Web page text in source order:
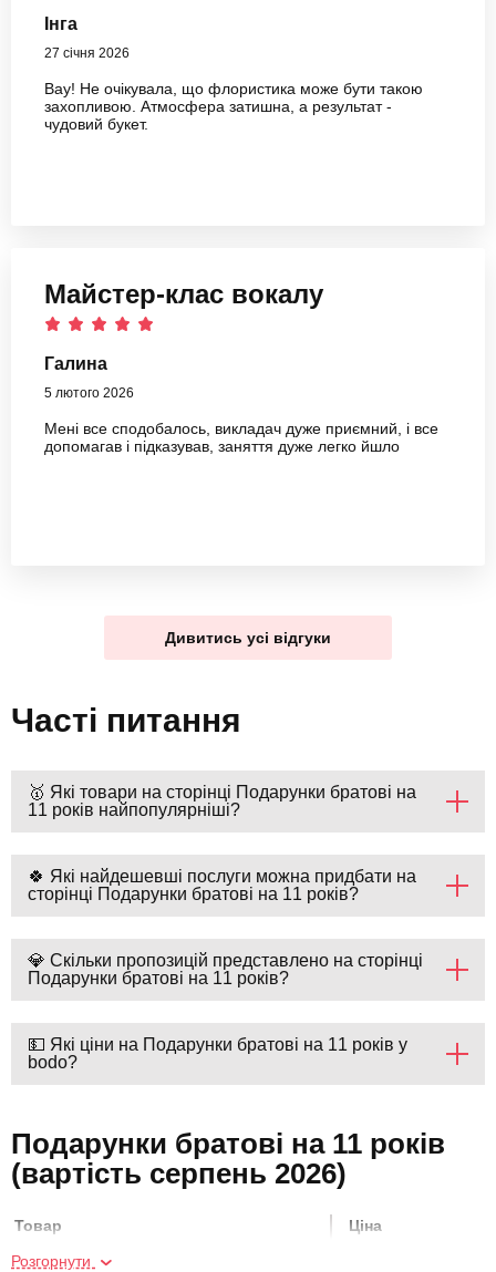
Інга
27 січня 2026
Вау! Не очікувала, що флористика може бути такою
захопливою. Атмосфера затишна, а результат -
чудовий букет.
Майстер-клас вокалу
Галина
5 лютого 2026
Мені все сподобалось, викладач дуже приємний, і все
допомагав і підказував, заняття дуже легко йшло
Дивитись усі відгуки
Часті питання
🥇 Які товари на сторінці Подарунки братові на
11 років найпопулярніші?
🍀 Які найдешевші послуги можна придбати на
сторінці Подарунки братові на 11 років?
💎 Скільки пропозицій представлено на сторінці
Подарунки братові на 11 років?
💵 Які ціни на Подарунки братові на 11 років у
bodo?
Подарунки братові на 11 років
(вартість серпень 2026)
Товар Ціна
Розгорнути